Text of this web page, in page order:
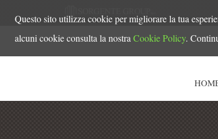
Questo sito utilizza cookie per migliorare la tua
alcuni cookie consulta la nostra Cookie Policy.